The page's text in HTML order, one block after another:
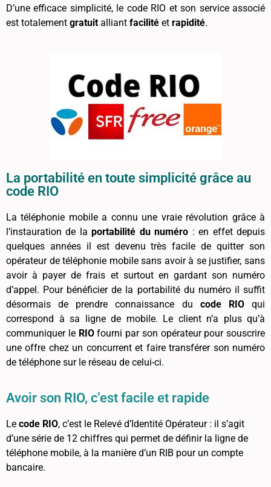
D’une efficace simplicité, le code RIO et son service associé
est totalement gratuit alliant facilité et rapidité.
La portabilité en toute simplicité grâce au
code RIO
La téléphonie mobile a connu une vraie révolution grâce à
l’instauration de laportabilité du numéro : en effet depuis
quelques années il est devenu très facile de quitter son
opérateur de téléphonie mobile sans avoir à se justifier, sans
avoir à payer de frais et surtout en gardant son numéro
d’appel. Pour bénéficier de la portabilité du numéro il suffit
désormais de prendre connaissance du code RIOqui
correspond à sa ligne de mobile. Le client n’a plus qu’à
communiquer leRIOfourni par son opérateur pour souscrire
une offre chez un concurrent et faire transférer son numéro
de téléphone sur le réseau de celui-ci.
Avoir son RIO, c’est facile et rapide
Le code RIO, c’est le Relevé d’Identité Opérateur : il s’agit
d’une série de 12 chiffres qui permet de définir la ligne de
téléphone mobile, à la manière d’un RIB pour un compte
bancaire.